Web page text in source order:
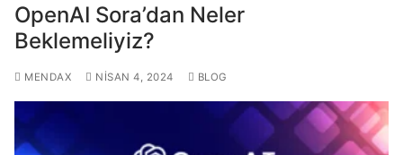
OpenAI Sora’dan Neler
Beklemeliyiz?
MENDAX NISAN 4, 2024 BLOG